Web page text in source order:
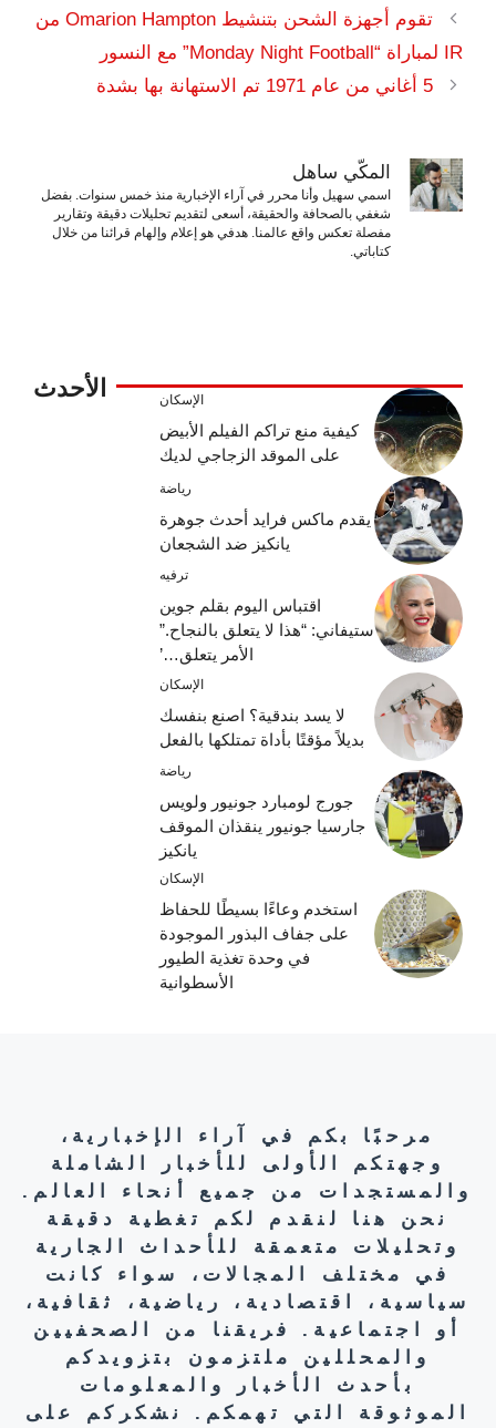
تقوم أجهزة الشحن بتنشيط Omarion Hampton من
IR لمباراة “Monday Night Football” مع النسور
5 أغاني من عام 1971 تم الاستهانة بها بشدة
المكّي ساهل
اسمي سهيل وأنا محرر في آراء الإخبارية منذ خمس سنوات. بفضل
شغفي بالصحافة والحقيقة، أسعى لتقديم تحليلات دقيقة وتقارير
مفصلة تعكس واقع عالمنا. هدفي هو إعلام وإلهام قرائنا من خلال
كتاباتي.
الأحدث الإسكان
كيفية منع تراكم الفيلم الأبيض
على الموقد الزجاجي لديك
رياضة
يقدم ماكس فرايد أحدث جوهرة
يانكيز ضد الشجعان
ترفيه
اقتباس اليوم بقلم جوين
ستيفاني: “هذا لا يتعلق بالنجاح.”
الأمر يتعلق…’
الإسكان
لا يسد بندقية؟ اصنع بنفسك
بديلاً مؤقتًا بأداة تمتلكها بالفعل
رياضة
جورج لومبارد جونيور ولويس
جارسيا جونيور ينقذان الموقف
يانكيز
الإسكان
استخدم وعاءًا بسيطًا للحفاظ
على جفاف البذور الموجودة
في وحدة تغذية الطيور
الأسطوانية
مرحبًا بكم في آراء الإخبارية،
وجهتكم الأولى للأخبار الشاملة
والمستجدات من جميع أنحاء العالم.
نحن هنا لنقدم لكم تغطية دقيقة
وتحليلات متعمقة للأحداث الجارية
في مختلف المجالات، سواء كانت
سياسية، اقتصادية، رياضية، ثقافية،
أو اجتماعية. فريقنا من الصحفيين
والمحللين ملتزمون بتزويدكم
بأحدث الأخبار والمعلومات
الموثوقة التي تهمكم. نشكركم على